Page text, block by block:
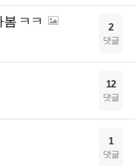
ㅋㅋ 2
댓글
12
댓글
1
댓글